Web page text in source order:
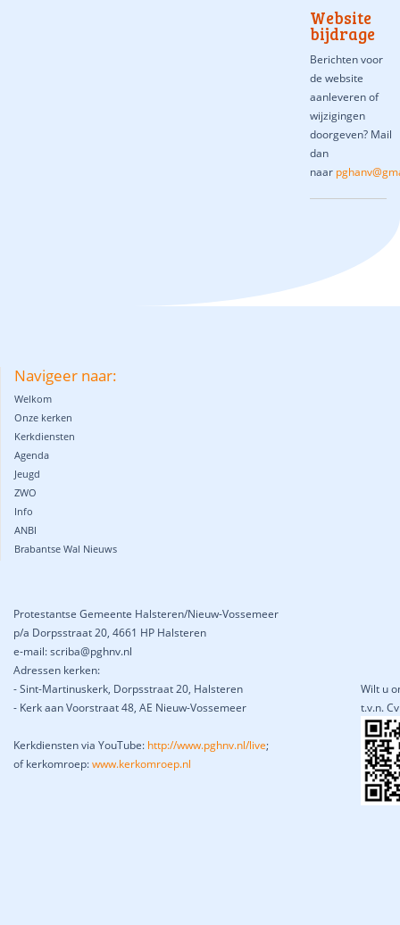
Website
bijdrage
Berichten voor
de website
aanleveren of
wijzigingen
doorgeven? Mail
dan
naar
Navigeer naar:
Welkom
Onze kerken
Kerkdiensten
Agenda
Jeugd
ZWO
Info
ANBI
Brabantse Wal Nieuws
Protestantse Gemeente Halsteren/Nieuw-Vossemeer
p/a Dorpsstraat 20, 4661 HP Halsteren
e-mail: scriba@pghnv.nl
Adressen kerken:
- Sint-Martinuskerk, Dorpsstraat 20, Halsteren
- Kerk aan Voorstraat 48, AE Nieuw-Vossemeer
Kerkdiensten via YouTube: http://www.pghnv.nl/live;
of kerkomroep:www.kerkomroep.nl
Wilt u
t.v.n.